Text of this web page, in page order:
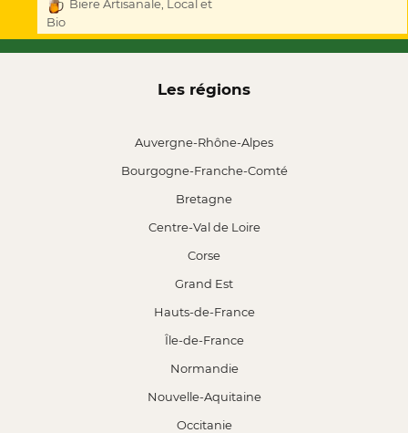
Biere Artisanale, Local et
Bio
Les régions
Auvergne-Rhône-Alpes
Bourgogne-Franche-Comté
Bretagne
Centre-Val de Loire
Corse
Grand Est
Hauts-de-France
Île-de-France
Normandie
Nouvelle-Aquitaine
Occitanie